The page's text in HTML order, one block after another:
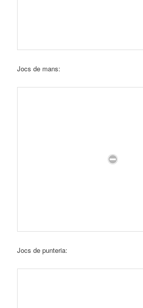
Jocs de mans:
Jocs de punteria: